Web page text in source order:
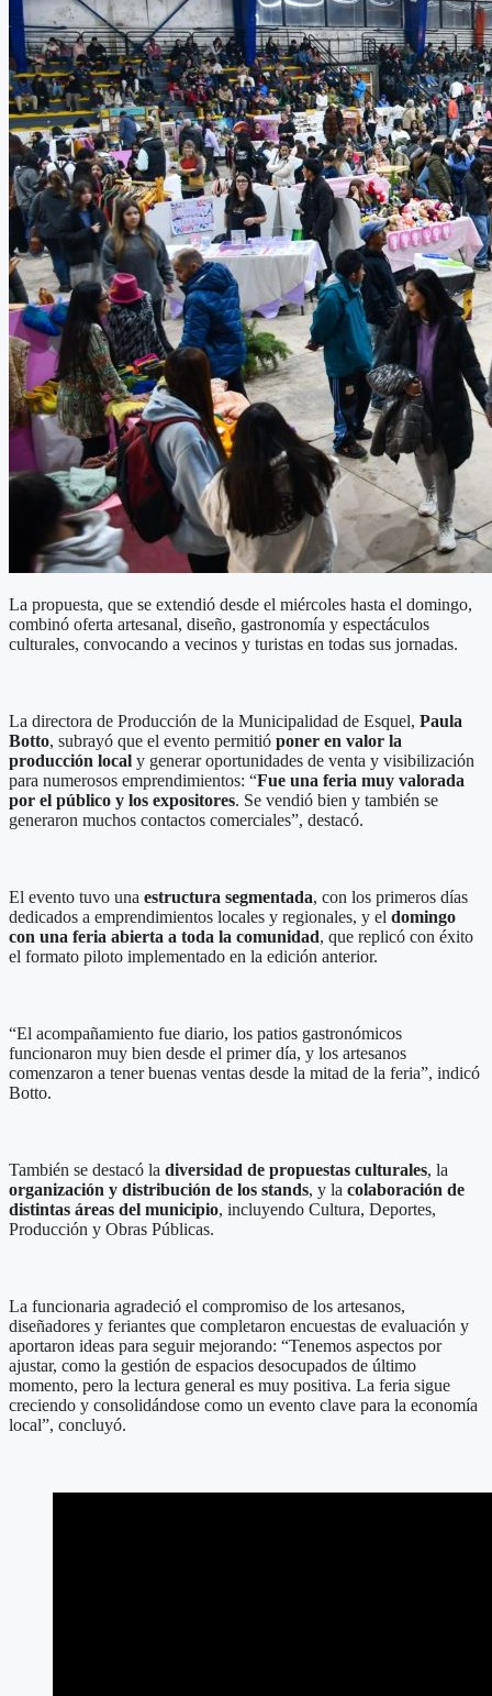
La propuesta, que se extendió desde el miércoles hasta el domingo,
combinó oferta artesanal, diseño, gastronomía y espectáculos
culturales, convocando a vecinos y turistas en todas sus jornadas.
La directora de Producción de la Municipalidad de Esquel, Paula
Botto, subrayó que el evento permitió poner en valor la
producción local y generar oportunidades de venta y visibilización
para numerosos emprendimientos: “Fue una feria muy valorada
por el público y los expositores. Se vendió bien y también se
generaron muchos contactos comerciales”, destacó.
El evento tuvo una estructura segmentada, con los primeros días
dedicados a emprendimientos locales y regionales, y el domingo
con una feria abierta a toda la comunidad, que replicó con éxito
el formato piloto implementado en la edición anterior.
“El acompañamiento fue diario, los patios gastronómicos
funcionaron muy bien desde el primer día, y los artesanos
comenzaron a tener buenas ventas desde la mitad de la feria”, indicó
Botto.
También se destacó la diversidad de propuestas culturales, la
organización y distribución de los stands, y la colaboración de
distintas áreas del municipio, incluyendo Cultura, Deportes,
Producción y Obras Públicas.
La funcionaria agradeció el compromiso de los artesanos,
diseñadores y feriantes que completaron encuestas de evaluación y
aportaron ideas para seguir mejorando: “Tenemos aspectos por
ajustar, como la gestión de espacios desocupados de último
momento, pero la lectura general es muy positiva. La feria sigue
creciendo y consolidándose como un evento clave para la economía
local”, concluyó.